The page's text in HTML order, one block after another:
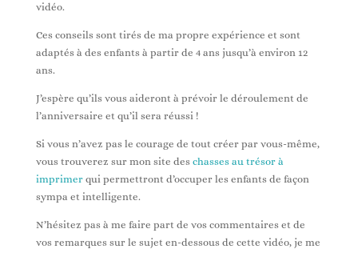
vidéo.
Ces conseils sont tirés de ma propre expérience et sont
adaptés à des enfants à partir de 4 ans jusqu’à environ 12
ans.
J’espère qu’ils vous aideront à prévoir le déroulement de
l’anniversaire et qu’il sera réussi !
Si vous n’avez pas le courage de tout créer par vous-même,
vous trouverez sur mon site des chasses au trésor à
imprimerqui permettront d’occuper les enfants de façon
sympa et intelligente.
N’hésitez pas à me faire part de vos commentaires et de
vos remarques sur le sujet en-dessous de cette vidéo, je me